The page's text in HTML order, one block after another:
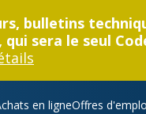
bulletins
sera le seul
en ligneOffres